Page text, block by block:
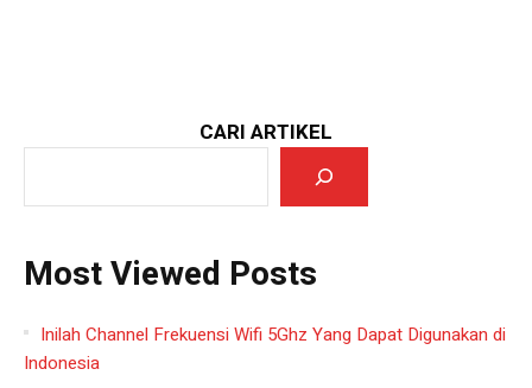
CARI ARTIKEL
Most Viewed Posts
Inilah Channel Frekuensi Wifi 5Ghz Yang Dapat Digunakan di
Indonesia